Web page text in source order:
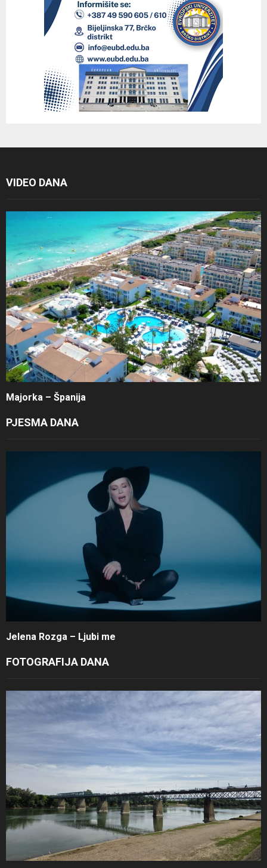
VIDEO DANA
Majorka – Španija
PJESMA DANA
Jelena Rozga – Ljubi me
FOTOGRAFIJA DANA